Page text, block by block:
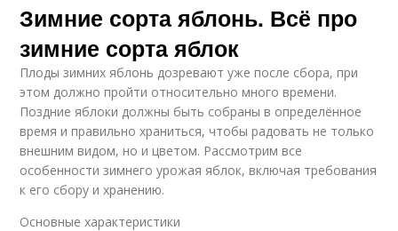
Зимние сорта яблонь. Всё про
зимние сорта яблок
Плоды зимних яблонь дозревают уже после сбора, при
этом должно пройти относительно много времени.
Поздние яблоки должны быть собраны в определённое
время и правильно храниться, чтобы радовать не только
внешним видом, но и цветом. Рассмотрим все
особенности зимнего урожая яблок, включая требования
к его сбору и хранению.
Основные характеристики